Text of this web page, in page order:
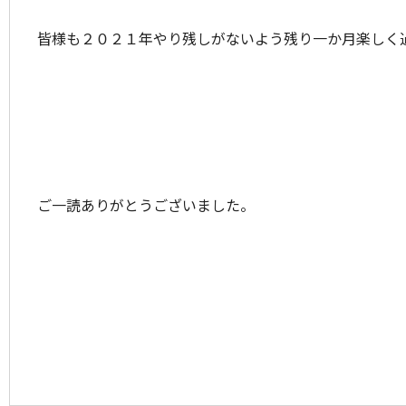
皆様も２０２１年やり残しがないよう残り一か月楽し
ご一読ありがとうございました。